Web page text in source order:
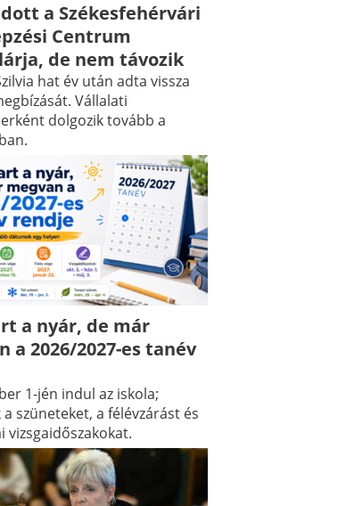
a Székesfehérvári
Centrum
de nem távozik
hat év után adta vissza
Vállalati
dolgozik tovább a
a nyár, de már
a 2026/2027-es tanév
1-jén indul az iskola;
szüneteket, a félévzárást és
vizsgaidőszakokat.